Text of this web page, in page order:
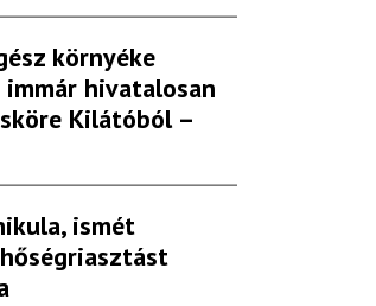
környéke
hivatalosan
Kilátóból –
ismét